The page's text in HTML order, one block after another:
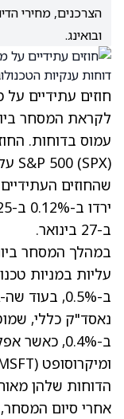
הצרכנים, מחירי
ובואינג.
חוזים עתידיים
לקראת המסחר
ב-27 בינואר.
במהלך המסחר
נאסד"ק כללי,
ב-0.4%, כאשר אפל
ומיקרוסופט (MSFT)
הדוחות שלהן
אחרי סיום